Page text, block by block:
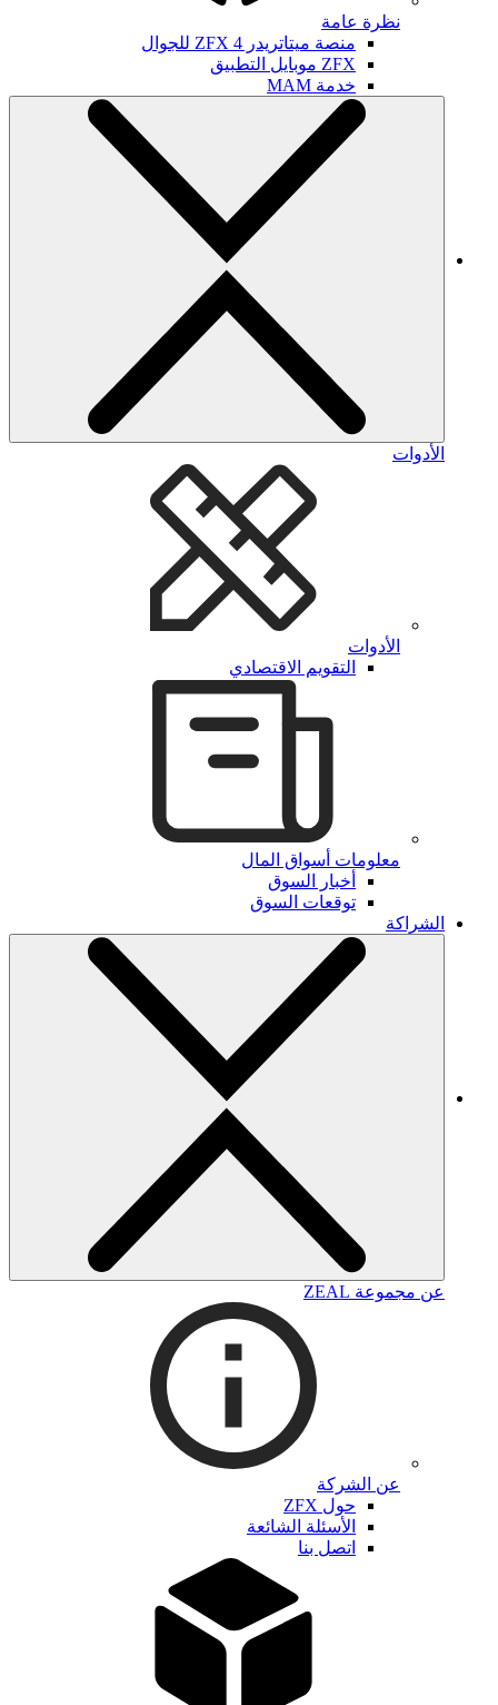
نظرة عامة
منصة ميتاتريدر ZFX 4 للجوال
ZFX موبايل التطبيق
خدمة MAM
الأدوات
الأدوات
التقويم الاقتصادي
معلومات أسواق المال
أخبار السوق
توقعات السوق
الشراكة
عن مجموعة ZEAL
عن الشركة
حول ZFX
الأسئلة الشائعة
اتصل بنا